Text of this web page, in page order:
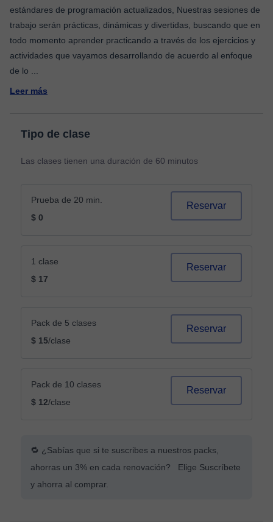
estándares de programación actualizados, Nuestras sesiones de
trabajo serán prácticas, dinámicas y divertidas, buscando que en
todo momento aprender practicando a través de los ejercicios y
actividades que vayamos desarrollando de acuerdo al enfoque
de lo
Leer más
Tipo de clase
Las clases tienen una duración de 60 minutos
Prueba de 20 min.
$ 0
Reservar
1 clase
$ 17
Reservar
Pack de 5 clases
$ 15/clase
Reservar
Pack de 10 clases
$ 12/clase
Reservar
🔁 ¿Sabías que si te suscribes a nuestros packs,
ahorras un 3% en cada renovación? Elige Suscríbete
y ahorra al comprar.